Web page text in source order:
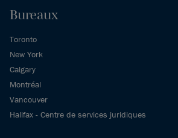
Bureaux
Toronto
New York
Calgary
Montréal
Vancouver
Halifax - Centre de services juridiques